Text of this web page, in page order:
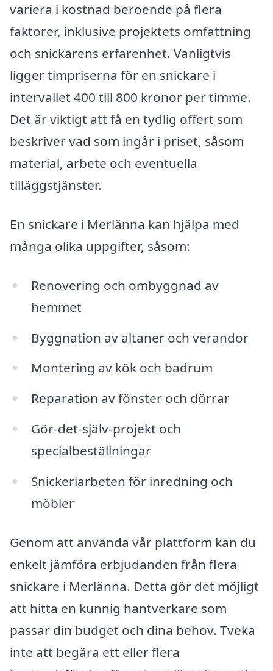
variera i kostnad beroende på flera
faktorer, inklusive projektets omfattning
och snickarens erfarenhet. Vanligtvis
ligger timpriserna för en snickare i
intervallet 400 till 800 kronor per timme.
Det är viktigt att få en tydlig offert som
beskriver vad som ingår i priset, såsom
material, arbete och eventuella
tilläggstjänster.
En snickare i Merlänna kan hjälpa med
många olika uppgifter, såsom:
Renovering och ombyggnad av
hemmet
Byggnation av altaner och verandor
Montering av kök och badrum
Reparation av fönster och dörrar
Gör-det-själv-projekt och
specialbeställningar
Snickeriarbeten för inredning och
möbler
Genom att använda vår plattform kan du
enkelt jämföra erbjudanden från flera
snickare i Merlänna. Detta gör det möjligt
att hitta en kunnig hantverkare som
passar din budget och dina behov. Tveka
inte att begära ett eller flera